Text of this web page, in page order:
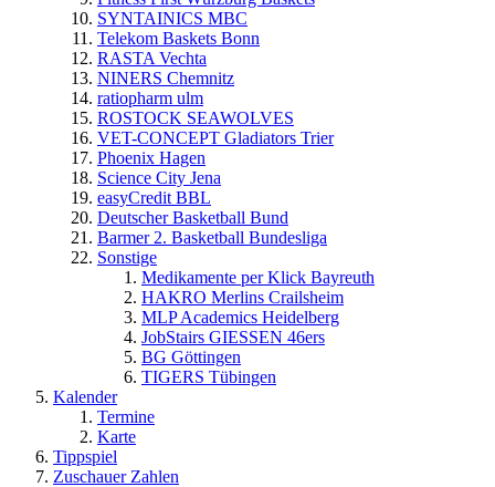
SYNTAINICS MBC
Telekom Baskets Bonn
RASTA Vechta
NINERS Chemnitz
ratiopharm ulm
ROSTOCK SEAWOLVES
VET-CONCEPT Gladiators Trier
Phoenix Hagen
Science City Jena
easyCredit BBL
Deutscher Basketball Bund
Barmer 2. Basketball Bundesliga
Sonstige
Medikamente per Klick Bayreuth
HAKRO Merlins Crailsheim
MLP Academics Heidelberg
JobStairs GIESSEN 46ers
BG Göttingen
TIGERS Tübingen
Kalender
Termine
Karte
Tippspiel
Zuschauer Zahlen